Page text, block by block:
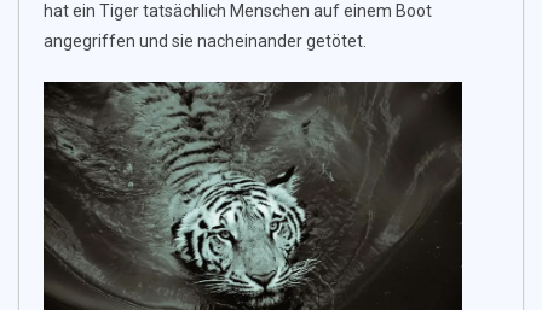
hat ein Tiger tatsächlich Menschen auf einem Boot
angegriffen und sie nacheinander getötet.